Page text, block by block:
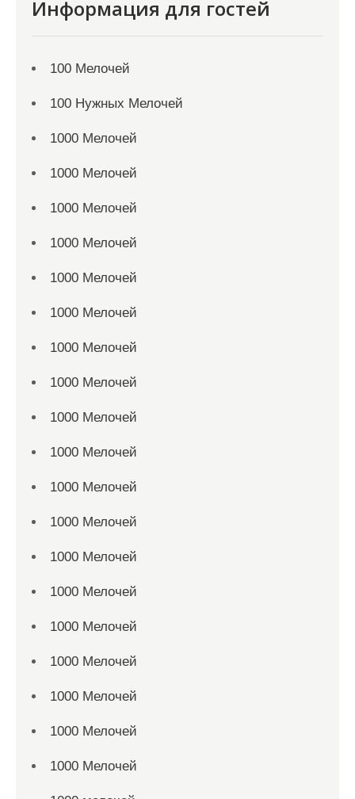
Информация для гостей
100 Мелочей
100 Нужных Мелочей
1000 Мелочей
1000 Мелочей
1000 Мелочей
1000 Мелочей
1000 Мелочей
1000 Мелочей
1000 Мелочей
1000 Мелочей
1000 Мелочей
1000 Мелочей
1000 Мелочей
1000 Мелочей
1000 Мелочей
1000 Мелочей
1000 Мелочей
1000 Мелочей
1000 Мелочей
1000 Мелочей
1000 Мелочей